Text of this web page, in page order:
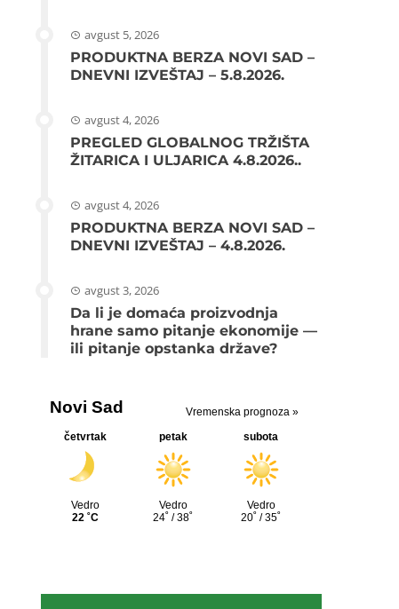
avgust 5, 2026
PRODUKTNA BERZA NOVI SAD –
DNEVNI IZVEŠTAJ – 5.8.2026.
avgust 4, 2026
PREGLED GLOBALNOG TRŽIŠTA
ŽITARICA I ULJARICA 4.8.2026..
avgust 4, 2026
PRODUKTNA BERZA NOVI SAD –
DNEVNI IZVEŠTAJ – 4.8.2026.
avgust 3, 2026
Da li je domaća proizvodnja
hrane samo pitanje ekonomije —
ili pitanje opstanka države?